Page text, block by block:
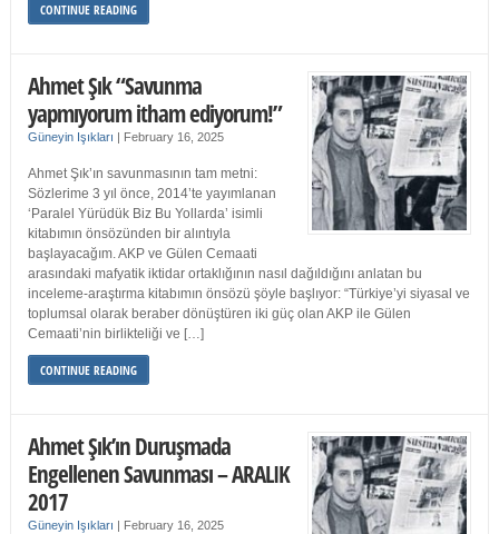
CONTINUE READING
Ahmet Şık “Savunma
yapmıyorum itham ediyorum!”
Güneyin Işıkları | February 16, 2025
Ahmet Şık’ın savunmasının tam metni:
Sözlerime 3 yıl önce, 2014’te yayımlanan
‘Paralel Yürüdük Biz Bu Yollarda’ isimli
kitabımın önsözünden bir alıntıyla
başlayacağım. AKP ve Gülen Cemaati
arasındaki mafyatik iktidar ortaklığının nasıl dağıldığını anlatan bu
inceleme-araştırma kitabımın önsözü şöyle başlıyor: “Türkiye’yi siyasal ve
toplumsal olarak beraber dönüştüren iki güç olan AKP ile Gülen
Cemaati’nin birlikteliği ve […]
CONTINUE READING
Ahmet Şık’ın Duruşmada
Engellenen Savunması – ARALIK
2017
Güneyin Işıkları | February 16, 2025